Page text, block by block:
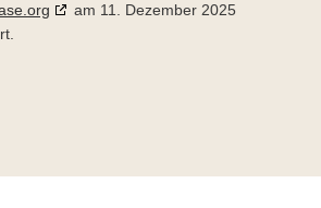
am 11. Dezember 2025